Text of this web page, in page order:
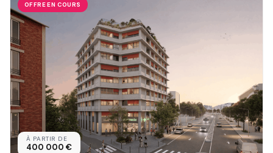
OFFRE EN COURS
À PARTIR DE
400 000 €